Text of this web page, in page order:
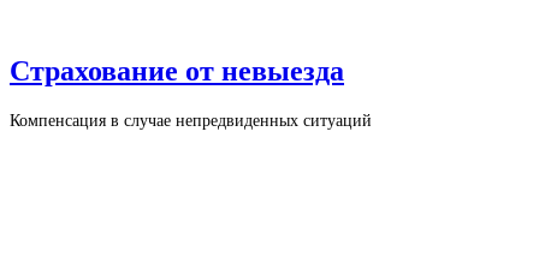
Страхование от невыезда
Компенсация в случае непредвиденных ситуаций